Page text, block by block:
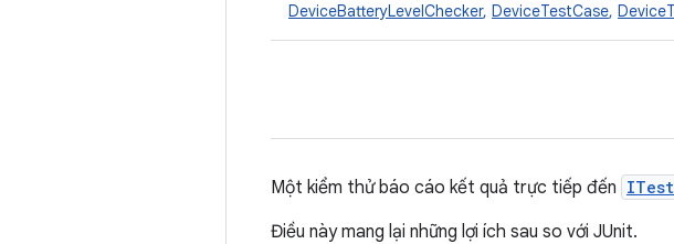
DeviceBatteryLevelChecker, DeviceTestCase,
Một kiểm thử báo cáo kết quả trực tiếp đến
Điều này mang lại những lợi ích sau so với JUnit.